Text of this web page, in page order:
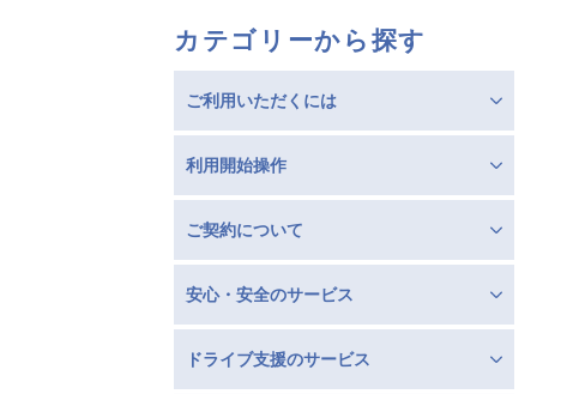
カテゴリーから探す
ご利用いただくには
利用開始操作
ご契約について
安心・安全のサービス
ドライブ支援のサービス